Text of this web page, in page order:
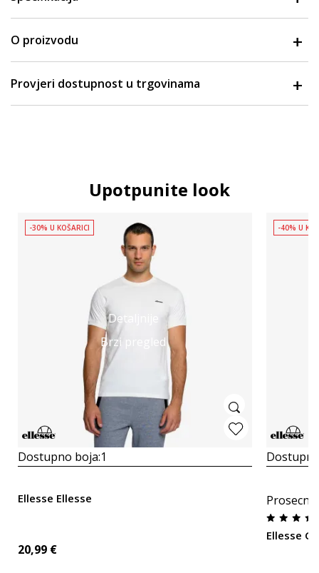
O proizvodu
Provjeri dostupnost u trgovinama
Upotpunite look
Detaljnije
Brzi pregled
-30% U KOŠARICI
Dostupno boja:1
Ellesse Ellesse
20,99 €
-40% U
Ellesse